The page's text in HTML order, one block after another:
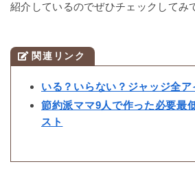
紹介しているのでぜひチェックしてみ
関連リンク
いる？いらない？ジャッジ全
節約派ママ9人で作った必要最
スト